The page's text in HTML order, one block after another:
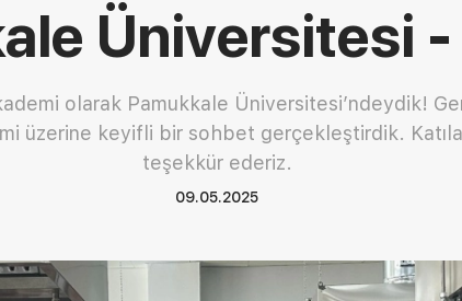
Üniversitesi
olarak Pamukkale Üniversitesi’ndeydik!
üzerine keyifli bir sohbet gerçekleştirdik.
teşekkür ederiz.
09.05.2025